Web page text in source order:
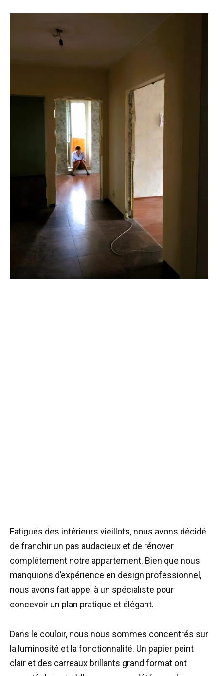
Fatigués des intérieurs vieillots, nous avons décidé
de franchir un pas audacieux et de rénover
complètement notre appartement. Bien que nous
manquions d’expérience en design professionnel,
nous avons fait appel à un spécialiste pour
concevoir un plan pratique et élégant.
Dans le couloir, nous nous sommes concentrés sur
la luminosité et la fonctionnalité. Un papier peint
clair et des carreaux brillants grand format ont